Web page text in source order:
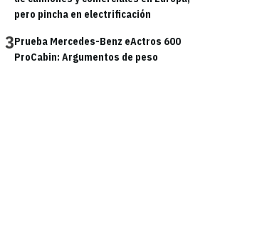
pero pincha en electrificación
3Prueba Mercedes-Benz eActros 600
ProCabin: Argumentos de peso